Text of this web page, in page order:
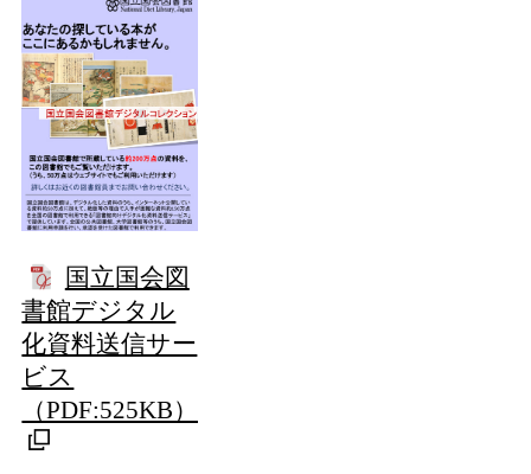
国立国会図
書館デジタル
化資料送信サー
ビス
（PDF:525KB）